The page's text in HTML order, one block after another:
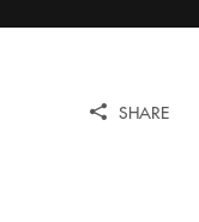
SHARE